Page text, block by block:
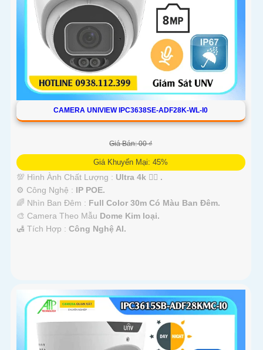
CAMERA UNIVIEW IPC3638SE-ADF28K-WL-I0
Giá Bán: 00 ₫
Giá Khuyến Mại: 45%
💯 Hình Ành Chất Lượng : Ultra 4k 👍🏾 .
⚙ Công Nghệ : IP POE.
🌈 Nhìn Ban Đêm : Full Color 30m Có Màu Ban Ðêm.
🎨 Camera Theo Mẫu Dome Kim loại.
️🛃 Tích Hợp : Công Nghệ AI.